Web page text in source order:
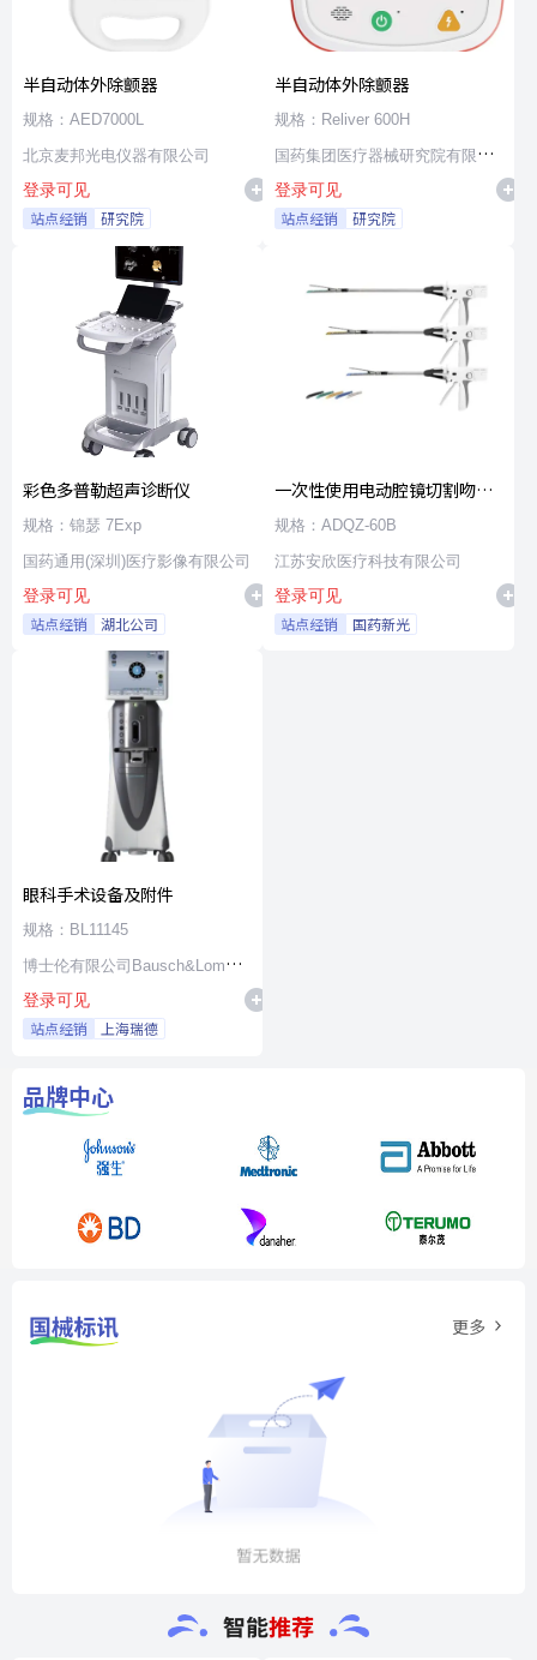
半自动体外除颤器
规格：AED7000L
北京麦邦光电仪器有限公司
登录可见
站点经销 研究院
半自动体外除颤器
规格：Reliver 600H
国药集团医疗器械研究院有限公
司
登录可见
站点经销 研究院
彩色多普勒超声诊断仪
规格：锦瑟 7Exp
国药通用(深圳)医疗影像有限公司
登录可见
站点经销 湖北公司
一次性使用电动腔镜切割吻合
器及组件
规格：ADQZ-60B
江苏安欣医疗科技有限公司
登录可见
站点经销 国药新光
眼科手术设备及附件
规格：BL11145
博士伦有限公司Bausch&Lomb
Incorporated
登录可见
站点经销 上海瑞德
品牌中心